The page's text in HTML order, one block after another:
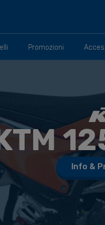
Promozioni
Info &